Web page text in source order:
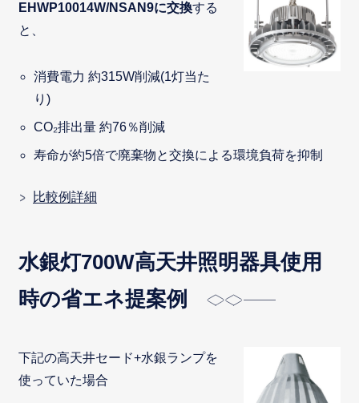
EHWP10014W/NSAN9に交換する
と、
消費電力 約315W削減(1灯当た
り)
CO₂排出量 約76％削減
寿命が約5倍で廃棄物と交換による環境負荷を抑制
比較例詳細
水銀灯700W高天井照明器具使用
時の省エネ提案例
下記の高天井セード+水銀ランプを
使っていた場合